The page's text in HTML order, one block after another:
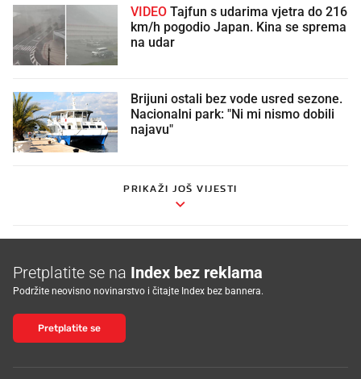
VIDEO
km/h pogodio Japan. Kina se sprema
na udar
Brijuni ostali bez vode usred sezone.
Nacionalni park: "Ni mi nismo dobili
najavu"
PRIKAŽI JOŠ VIJESTI
Pretplatite se na Index bez reklama
Podržite neovisno novinarstvo i čitajte Index bez bannera.
Pretplatite se